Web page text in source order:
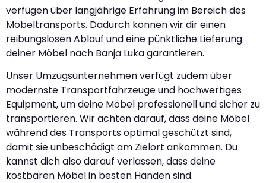
verfügen über langjährige Erfahrung im Bereich des
Möbeltransports. Dadurch können wir dir einen
reibungslosen Ablauf und eine pünktliche Lieferung
deiner Möbel nach Banja Luka garantieren.
Unser Umzugsunternehmen verfügt zudem über
modernste Transportfahrzeuge und hochwertiges
Equipment, um deine Möbel professionell und sicher zu
transportieren. Wir achten darauf, dass deine Möbel
während des Transports optimal geschützt sind,
damit sie unbeschädigt am Zielort ankommen. Du
kannst dich also darauf verlassen, dass deine
kostbaren Möbel in besten Händen sind.